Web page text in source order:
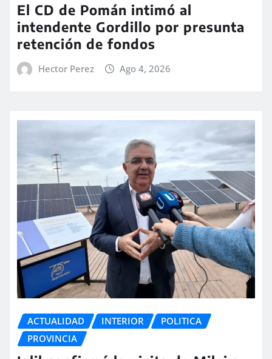
El CD de Pomán intimó al
intendente Gordillo por presunta
retención de fondos
Hector Perez Ago 4, 2026
ACTUALIDAD INTERIOR
POLITICA
PROVINCIA